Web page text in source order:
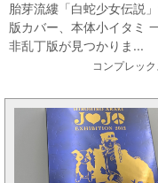
胎芽流縷「白蛇少女伝説
版カバー、本体小イタミ
非乱丁版が見つかりま...
コンプレッ